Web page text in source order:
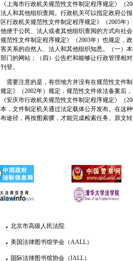
《上海市行政机关规范性文件制定程序规定》（
法人和其他组织查阅。行政机关可以指定政府公
区行政机关规范性文件制定程序规定》（2005年
他便于公民、法人或者其他组织查阅的方式向社
规范性文件制定程序规定》（2003年）也规定，
害关系的自然人、法人和其他组织知悉。（一）
部门的网站；（四）公告栏和能够让行政管理相
刊登。
需要注意的是，有些地方并没有在规范性文件
规定》（2002年）规定，规范性文件依法备案后
《安庆市行政机关规范性文件制定程序规定》（
本，文件制定机关通过法定载体公开发布。在这
布途径，再按图索骥，才能完成检索任务。原文转
北京市高级人民法院
美国法律图书馆学会（AALL）
国际法律图书馆协会（IALL）